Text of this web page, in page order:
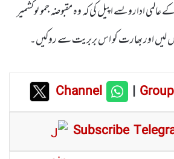
اداروںسے اپیل کی کہ وہ مقبوضہ جموںوکشمیر
لیں اور بھارت کو اس بربریت سے روکیں۔
Channel |Group
Subscribe